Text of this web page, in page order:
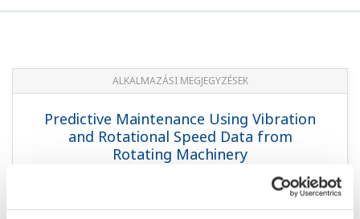
ALKALMAZÁSI MEGJEGYZÉSEK
Predictive Maintenance Using Vibration
and Rotational Speed Data from
Rotating Machinery